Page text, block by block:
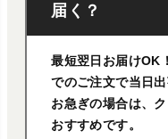
届く？
最短翌日お届けOK
でのご注文で当日
お急ぎの場合は、
おすすめです。